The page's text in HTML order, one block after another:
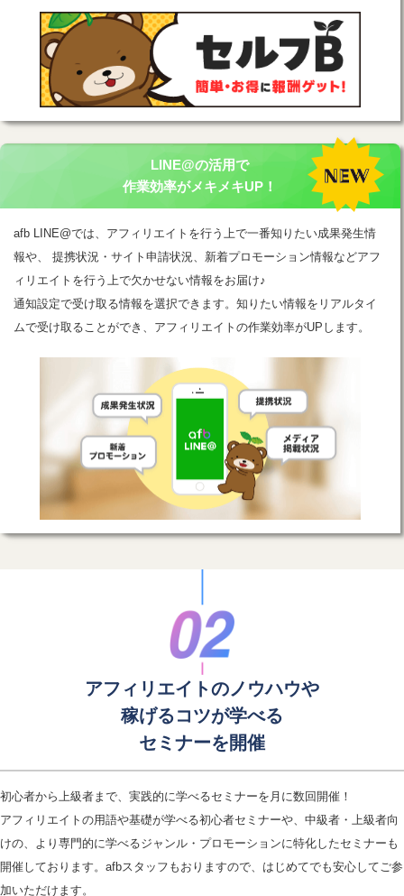
LINE@の活用で
作業効率がメキメキUP！
afb LINE@では、アフィリエイトを行う上で一番知りたい成果発生情
報や、 提携状況・サイト申請状況、新着プロモーション情報などアフ
ィリエイトを行う上で欠かせない情報をお届け♪
通知設定で受け取る情報を選択できます。知りたい情報をリアルタイ
ムで受け取ることができ、アフィリエイトの作業効率がUPします。
アフィリエイトのノウハウや
稼げるコツが学べる
セミナーを開催
初心者から上級者まで、実践的に学べるセミナーを月に数回開催！
アフィリエイトの用語や基礎が学べる初心者セミナーや、中級者・上級者向
けの、より専門的に学べるジャンル・プロモーションに特化したセミナーも
開催しております。afbスタッフもおりますので、はじめてでも安心してご参
加いただけます。